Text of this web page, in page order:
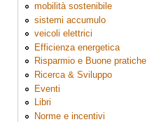
mobilità sostenibile
sistemi accumulo
veicoli elettrici
Efficienza energetica
Risparmio e Buone pratiche
Ricerca & Sviluppo
Eventi
Libri
Norme e incentivi